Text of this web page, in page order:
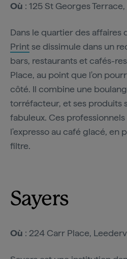
Où : 125 St Georges
Dans le quartier des affaires
Printse dissimule dans un
bars, restaurants et cafés-
Place, au point que l'on
côté. Il combine une
torréfacteur, et ses produits
fabuleux. Ces
l'expresso au café glacé, en
filtre.
Sayers
Où : 224 Carr Place,